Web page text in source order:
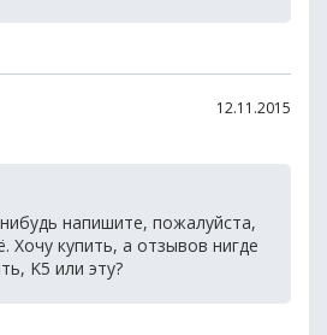
12.11.2015
напишите, пожалуйста,
Хочу купить, а отзывов нигде
K5 или эту?